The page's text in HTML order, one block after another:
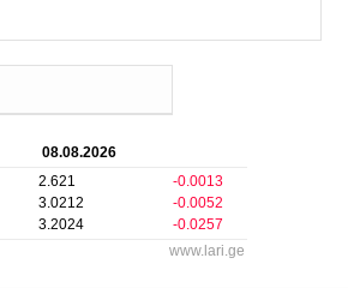
08.08.2026
2.621 -0.0013
3.0212 -0.0052
3.2024
-0.0257
www.lari.ge